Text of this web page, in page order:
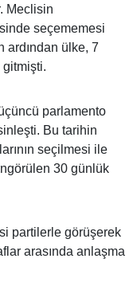
Meclisin
seçememesi
ardından ülke, 7
gitmişti.
parlamento
Bu tarihin
seçilmesi ile
30 günlük
partilerle görüşerek
arasında anlaşma